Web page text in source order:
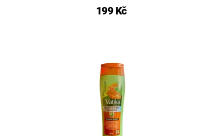
199 Kč